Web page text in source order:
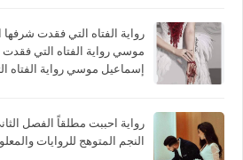
رواية الفتاه التي فقدت
موسي رواية الفتاه التي فقدت
إسماعيل موسي رواية الفتاه
رواية احببت مطلقاً الفصل
النجم المتوهج للروايات